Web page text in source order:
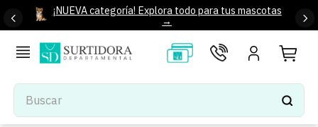
¡NUEVA categoría! Explora todo para tus mascotas
→
Buscar